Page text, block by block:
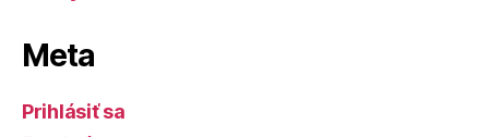
Meta
Prihlásiť sa